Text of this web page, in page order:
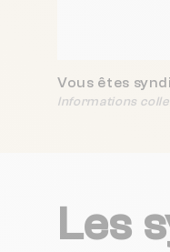
Vous êtes
Informations
Les